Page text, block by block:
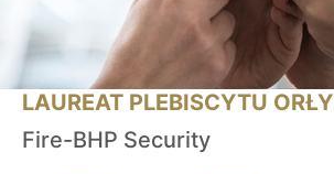
LAUREAT PLEBISCYTU ORŁY
Fire-BHP Security